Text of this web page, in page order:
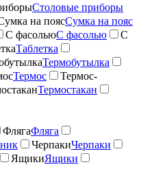
Столовые приборы
на поясСумка на пояс
С фасольюС фасолью
С
Таблетка
Термобутылка
Термос
Термос-
Термостакан
ФлягаФляга
ЧерпакиЧерпаки
ЯщикиЯщики